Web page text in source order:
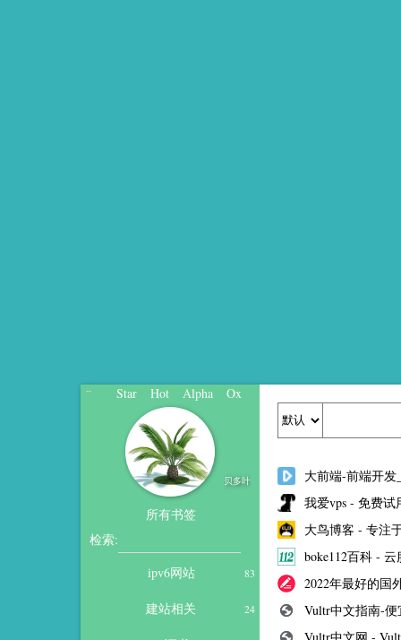
Star Hot Alpha Ox
贝多叶
所有书签
检索:
ipv6网站
83
建站相关 24
大前端-前端开发
我爱vps - 免费试
大鸟博客 - 专注
boke112百科 -
2022年最好的国
Vultr中文指南-便
Vultr中文网 -